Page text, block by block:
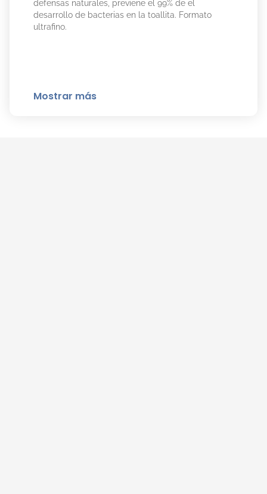
defensas naturales, previene el 99% de el
desarrollo de bacterias en la toallita. Formato
ultrafino.
Mostrar más